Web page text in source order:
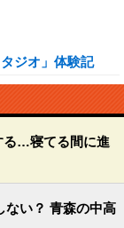
ジオ」体験記
る…寝てる間に進
ない？ 青森の中高